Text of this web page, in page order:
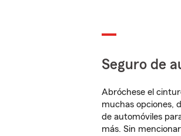
Seguro de
Abróchese el
muchas opciones,
de automóviles
más. Sin